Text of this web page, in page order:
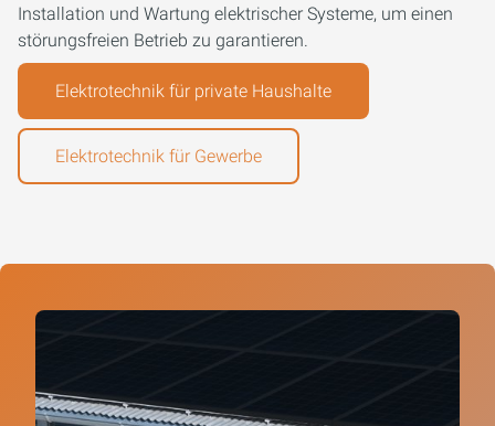
Installation und Wartung elektrischer Systeme, um einen
störungsfreien Betrieb zu garantieren.
Elektrotechnik für private Haushalte
Elektrotechnik für Gewerbe